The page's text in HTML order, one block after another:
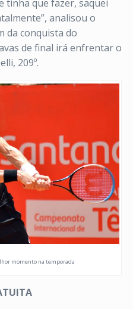
tinha que fazer, saquei
analisou o
da conquista do
de final irá enfrentar o
209º.
momento na temporada